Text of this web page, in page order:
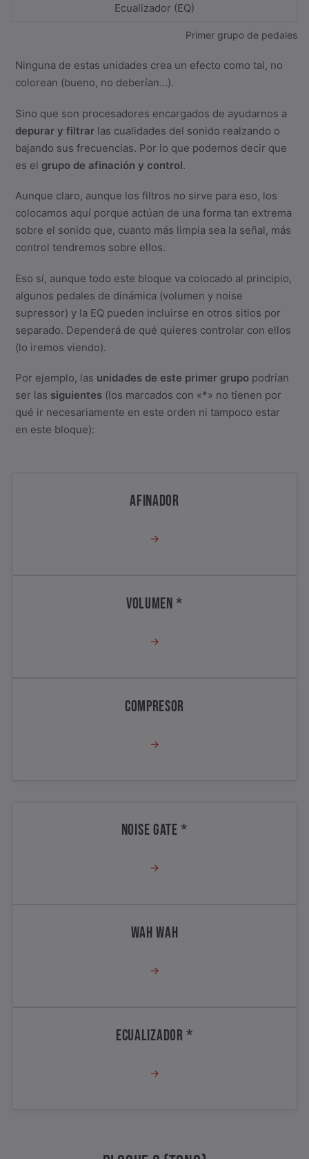
Ecualizador (EQ)
Primer grupo de pedales
Ninguna de estas unidades crea un efecto como tal, no
colorean (bueno, no deberían…).
Sino que son procesadores encargados de ayudarnos a
depurar y filtrar las cualidades del sonido realzando o
bajando sus frecuencias. Por lo que podemos decir que
es el grupo de afinación y control.
Aunque claro, aunque los filtros no sirve para eso, los
colocamos aquí porque actúan de una forma tan extrema
sobre el sonido que, cuanto más limpia sea la señal, más
control tendremos sobre ellos.
Eso sí, aunque todo este bloque va colocado al principio,
algunos pedales de dinámica (volumen y noise
supressor) y la EQ pueden incluirse en otros sitios por
separado. Dependerá de qué quieres controlar con ellos
(lo iremos viendo).
Por ejemplo, las unidades de este primer grupo podrían
ser las siguientes (los marcados con «*» no tienen por
qué ir necesariamente en este orden ni tampoco estar
en este bloque):
AFINADOR
→
VOLUMEN *
→
COMPRESOR
→
NOISE GATE *
→
WAH WAH
→
ECUALIZADOR *
→